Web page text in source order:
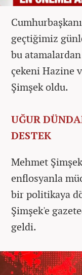
geçtiğimiz
bu
çekeni Hazine
Şimşek oldu.
UĞUR
DESTEK
Mehmet
enflosyanla
bir politikaya
Şimşek'e
geldi.